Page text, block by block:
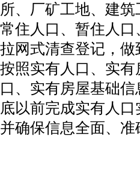
所、厂矿工地、建
常住人口、暂住人
拉网式清查登记，
按照实有人口、实
口、实有房屋基础
底以前完成实有人
并确保信息全面、准